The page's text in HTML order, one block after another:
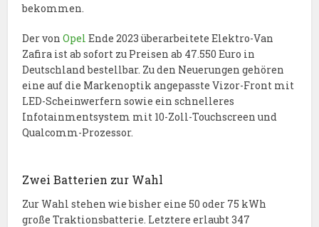
bekommen.
Der vonOpel Ende 2023 überarbeitete Elektro-Van
Zafira ist ab sofort zu Preisen ab 47.550 Euro in
Deutschland bestellbar. Zu den Neuerungen gehören
eine auf die Markenoptik angepasste Vizor-Front mit
LED-Scheinwerfern sowie ein schnelleres
Infotainmentsystem mit 10-Zoll-Touchscreen und
Qualcomm-Prozessor.
Zwei Batterien zur Wahl
Zur Wahl stehen wie bisher eine 50 oder 75 kWh
große Traktionsbatterie. Letztere erlaubt 347